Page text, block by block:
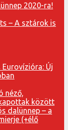
2020-ra!
– A sztárok is
Új
néző,
között
dalünnep – a
(+élő